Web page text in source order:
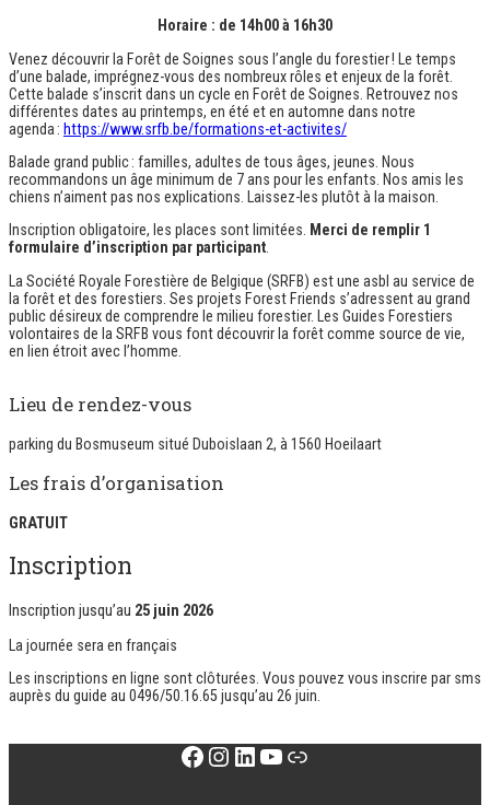
Horaire : de 14h00 à 16h30
Venez découvrir la Forêt de Soignes sous l’angle du forestier ! Le temps
d’une balade, imprégnez-vous des nombreux rôles et enjeux de la forêt.
Cette balade s’inscrit dans un cycle en Forêt de Soignes. Retrouvez nos
différentes dates au printemps, en été et en automne dans notre
agenda : https://www.srfb.be/formations-et-activites/
Balade grand public : familles, adultes de tous âges, jeunes. Nous
recommandons un âge minimum de 7 ans pour les enfants. Nos amis les
chiens n’aiment pas nos explications. Laissez-les plutôt à la maison.
Inscription obligatoire, les places sont limitées. Merci de remplir 1
formulaire d’inscription par participant.
La Société Royale Forestière de Belgique (SRFB) est une asbl au service de
la forêt et des forestiers. Ses projets Forest Friends s’adressent au grand
public désireux de comprendre le milieu forestier. Les Guides Forestiers
volontaires de la SRFB vous font découvrir la forêt comme source de vie,
en lien étroit avec l’homme.
Lieu de rendez-vous
parking du Bosmuseum situé Duboislaan 2, à 1560 Hoeilaart
Les frais d’organisation
GRATUIT
Inscription
Inscription jusqu’au 25 juin 2026
La journée sera en français
Les inscriptions en ligne sont clôturées. Vous pouvez vous inscrire par sms
auprès du guide au 0496/50.16.65 jusqu’au 26 juin.
Facebook
Instagram
LinkedIn
YouTube
Lien